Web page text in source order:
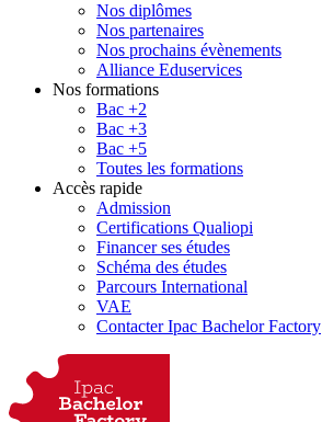
Nos diplômes
Nos partenaires
Nos prochains évènements
Alliance Eduservices
Nos formations
Bac +2
Bac +3
Bac +5
Toutes les formations
Accès rapide
Admission
Certifications Qualiopi
Financer ses études
Schéma des études
Parcours International
VAE
Contacter Ipac Bachelor Factory